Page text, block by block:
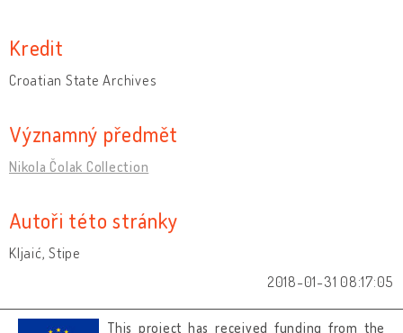
Kredit
Croatian State Archives
Významný předmět
Nikola Čolak Collection
Autoři této stránky
Kljaić, Stipe
2018-01-31 08:17:05
This project has received funding from the